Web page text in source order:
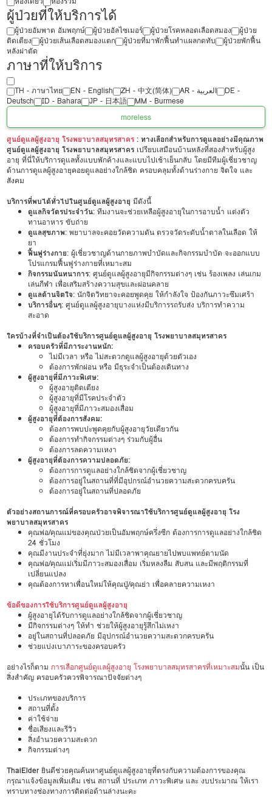
ผู้ป่วยที่ให้บริการได้
ผู้ป่วยอัมพาต อัมพฤกษ์ ผู้ป่วยอัลไซเมอร์ ผู้ป่วยโรคหลอดเลือดสมอง
ผู้ป่วย
ติดเตียง
ผู้ป่วยเส้นเลือดสมองแตก ผู้ป่วยที่มาพักฟื้นทำแผลกดทับ
ผู้ป่วยพักฟื้น
หลังผ่าตัด
ภาษาที่ให้บริการ
TH - ‏ภาษาไทย EN - English ZH - 中文(简体) ‏AR - ‏العربية‏
DE -
Deutsch
ID - Bahara JP - 日本語
MM - Burmese
moreless
ศูนย์ดูแลผู้สูงอายุ โรงพยาบาลสมุทรสาคร : ทางเลือกสำหรับการดูแลอย่างมีคุณภาพ
ศูนย์ดูแลผู้สูงอายุ โรงพยาบาลสมุทรสาคร เปรียบเสมือนบ้านหลังที่สองสำหรับผู้สูง
อายุ ที่นี่ให้บริการดูแลทั้งแบบพักค้างและแบบไปเช้าเย็นกลับ โดยมีทีมผู้เชี่ยวชาญ
ด้านการดูแลผู้สูงอายุคอยดูแลอย่างใกล้ชิด ครอบคลุมทั้งด้านร่างกาย จิตใจ และ
สังคม
บริการที่พบได้ทั่วไปในศูนย์ดูแลผู้สูงอายุ มีดังนี้
ดูแลกิจวัตรประจำวัน: ทีมงานจะช่วยเหลือผู้สูงอายุในการอาบน้ำ แต่งตัว
ทานอาหาร ขับถ่าย
ดูแลสุขภาพ: พยาบาลจะคอยวัดความดัน ตรวจวัดระดับน้ำตาลในเลือด ให้
ยา
ฟื้นฟูร่างกาย: ผู้เชี่ยวชาญด้านกายภาพบำบัดและกิจกรรมบำบัด จะออกแบบ
โปรแกรมฟื้นฟูร่างกายที่เหมาะสม
กิจกรรมนันทนาการ: ศูนย์ดูแลผู้สูงอายุมีกิจกรรมต่างๆ เช่น ร้องเพลง เล่นเกม
เล่นกีฬา เพื่อเสริมสร้างความสุขและผ่อนคลาย
ดูแลด้านจิตใจ: นักจิตวิทยาจะคอยพูดคุย ให้กำลังใจ ป้องกันภาวะซึมเศร้า
บริการอื่นๆ: ศูนย์ดูแลผู้สูงอายุบางแห่งมีบริการรถรับส่ง บริการทำความ
สะอาด
ใครบ้างที่จำเป็นต้องใช้บริการศูนย์ดูแลผู้สูงอายุ โรงพยาบาลสมุทรสาคร
ครอบครัวที่มีภาระงานหนัก:
ไม่มีเวลา หรือ ไม่สะดวกดูแลผู้สูงอายุด้วยตัวเอง
ต้องการพักผ่อน หรือ มีธุระจำเป็นต้องเดินทาง
ผู้สูงอายุที่มีภาวะพิเศษ:
ผู้สูงอายุติดเตียง
ผู้สูงอายุที่มีโรคประจำตัว
ผู้สูงอายุที่มีภาวะสมองเสื่อม
ผู้สูงอายุที่ต้องการสังคม:
ต้องการพบปะพูดคุยกับผู้สูงอายุวัยเดียวกัน
ต้องการทำกิจกรรมต่างๆ ร่วมกับผู้อื่น
ต้องการลดความเหงา
ผู้สูงอายุที่ต้องการความปลอดภัย:
ต้องการการดูแลอย่างใกล้ชิดจากผู้เชี่ยวชาญ
ต้องการอยู่ในสถานที่ที่มีอุปกรณ์อำนวยความสะดวกครบครัน
ต้องการอยู่ในสถานที่ปลอดภัย
ตัวอย่างสถานการณ์ที่ครอบครัวอาจพิจารณาใช้บริการศูนย์ดูแลผู้สูงอายุ โรง
พยาบาลสมุทรสาคร
คุณพ่อ/คุณแม่ของคุณป่วยเป็นอัมพฤกษ์ครึ่งซีก ต้องการการดูแลอย่างใกล้ชิด
24 ชั่วโมง
คุณมีงานประจำที่ยุ่งมาก ไม่มีเวลาพาคุณยายไปพบแพทย์ตามนัด
คุณพ่อ/คุณแม่เริ่มมีภาวะสมองเสื่อม เริ่มหลงลืม สับสน และมีพฤติกรรมที่
เปลี่ยนแปลง
คุณต้องการหาเพื่อนใหม่ให้คุณปู่/คุณย่า เพื่อคลายความเหงา
ข้อดีของการใช้บริการศูนย์ดูแลผู้สูงอายุ
ผู้สูงอายุได้รับการดูแลอย่างใกล้ชิดจากผู้เชี่ยวชาญ
มีกิจกรรมต่างๆ ให้ทำ ช่วยให้ผู้สูงอายุรู้สึกไม่เหงา
อยู่ในสถานที่ปลอดภัย มีอุปกรณ์อำนวยความสะดวกครบครัน
ช่วยแบ่งเบาภาระของครอบครัว
อย่างไรก็ตาม การเลือกศูนย์ดูแลผู้สูงอายุ โรงพยาบาลสมุทรสาครที่เหมาะสมนั้น เป็น
สิ่งสำคัญ ครอบครัวควรพิจารณาปัจจัยต่างๆ
ประเภทของบริการ
สถานที่ตั้ง
ค่าใช้จ่าย
ชื่อเสียงและรีวิว
สิ่งอำนวยความสะดวก
กิจกรรมต่างๆ
ThaiElder ยินดีช่วยคุณค้นหาศูนย์ดูแลผู้สูงอายุที่ตรงกับความต้องการของคุณ
กรุณาแจ้งข้อมูลเพิ่มเติม เช่น สถานที่ ประเภท ภาวะพิเศษ และ งบประมาณ ให้เรา
ทราบทางช่องทางการติดต่อด้านล่างนะคะ